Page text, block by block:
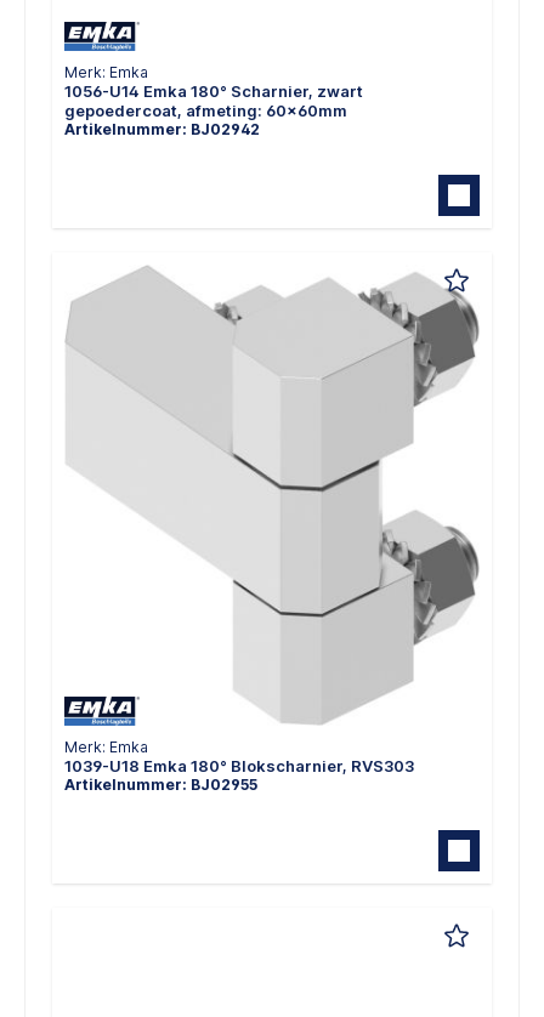
Merk: Emka
1056-U14 Emka 180° Scharnier, zwart
gepoedercoat, afmeting: 60x60mm
Artikelnummer: BJ02942
Merk: Emka
1039-U18 Emka 180° Blokscharnier, RVS303
Artikelnummer: BJ02955